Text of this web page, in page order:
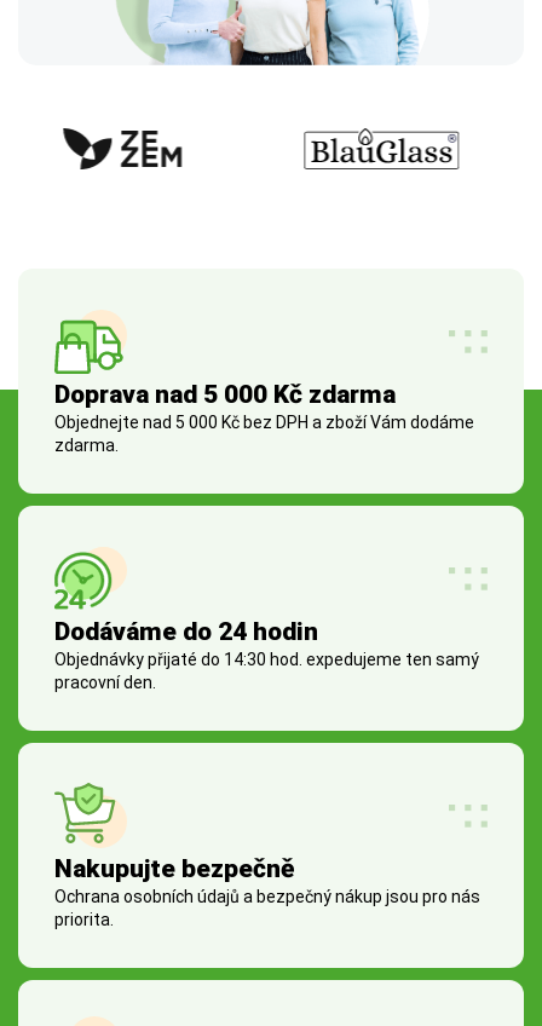
Doprava nad 5 000 Kč zdarma
Objednejte nad 5 000 Kč bez DPH a zboží Vám dodáme
zdarma.
Dodáváme do 24 hodin
Objednávky přijaté do 14:30 hod. expedujeme ten samý
pracovní den.
Nakupujte bezpečně
Ochrana osobních údajů a bezpečný nákup jsou pro nás
priorita.